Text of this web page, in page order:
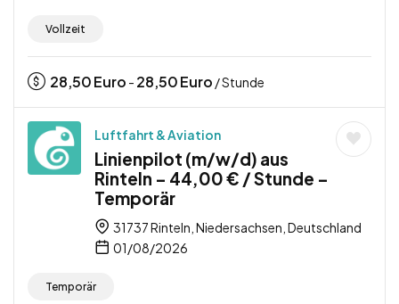
Vollzeit
28,50Euro - 28,50Euro / Stunde
Luftfahrt & Aviation
Linienpilot (m/w/d) aus
Rinteln – 44,00 € / Stunde –
Temporär
31737 Rinteln, Niedersachsen, Deutschland
01/08/2026
Temporär